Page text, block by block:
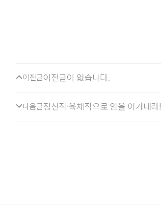
이전글이전글이 없습니다.
다음글정신적·육체적으로 암을 이겨내라!